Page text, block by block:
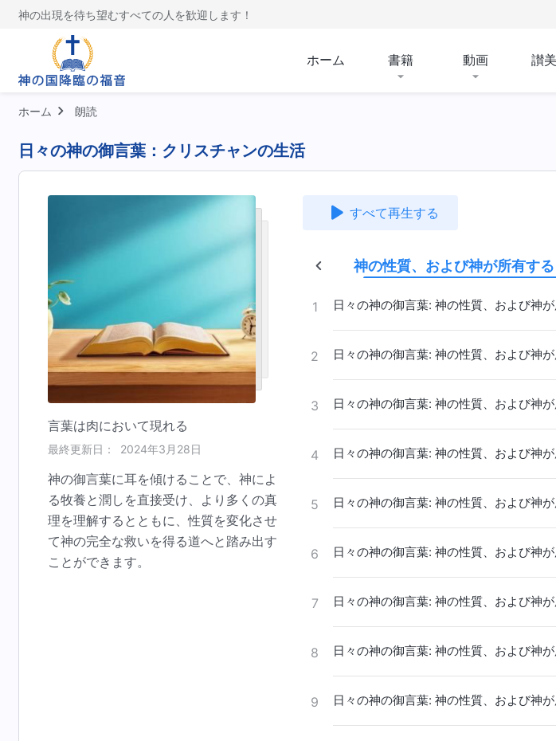
神の出現を待ち望むすべての人を歓迎します！
ホーム 書籍 動画 讃
ホーム 朗読
日々の神の御言葉：クリスチャンの生活
言葉は肉において現れる
最終更新日： 2024年3月28日
神の御言葉に耳を傾けることで、神によ
る牧養と潤しを直接受け、より多くの真
理を理解するとともに、性質を変化させ
て神の完全な救いを得る道へと踏み出す
ことができます。
すべて再生する
日における裁き 神の働きを認識する 神の性質、および神が所有す
1 日々の神の御言葉: 神の性質、および神
2 日々の神の御言葉: 神の性質、および神
3 日々の神の御言葉: 神の性質、および神
4 日々の神の御言葉: 神の性質、および神
5 日々の神の御言葉: 神の性質、および神
6 日々の神の御言葉: 神の性質、および神
7 日々の神の御言葉: 神の性質、および神
8 日々の神の御言葉: 神の性質、および神
9 日々の神の御言葉: 神の性質、および神